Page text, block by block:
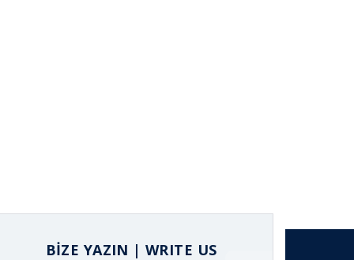
BİZE YAZIN | WRITE US